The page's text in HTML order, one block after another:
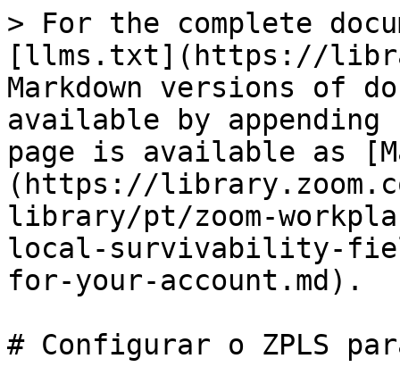
> For the complete
[llms.txt](https://
Markdown versions of
available by
page is available as
(https://
library/pt/zoom-
local-survivability-
for-your-account.md).
# Configurar o ZPLS